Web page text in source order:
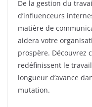
De la gestion du
d’influenceurs
matière de
aidera votre
prospère. Découvrez
redéfinissent le
longueur d’avance
mutation.